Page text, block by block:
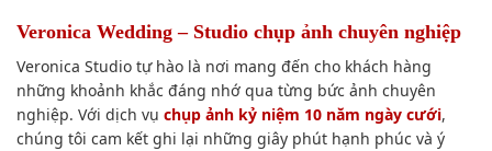
Veronica Wedding – Studio chụp ảnh chuyên nghiệp
Veronica Studio tự hào là nơi mang đến cho khách hàng
những khoảnh khắc đáng nhớ qua từng bức ảnh chuyên
nghiệp. Với dịch vụ chụp ảnh kỷ niệm 10 năm ngày cưới,
chúng tôi cam kết ghi lại những giây phút hạnh phúc và ý